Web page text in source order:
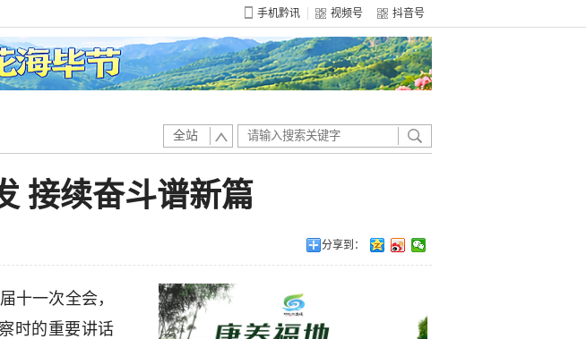
手机黔讯 视频号 抖音号
全站
接续奋斗谱新篇
分享到：
十一次全会，
时的重要讲话